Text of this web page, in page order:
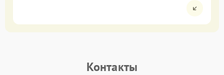
Контакты